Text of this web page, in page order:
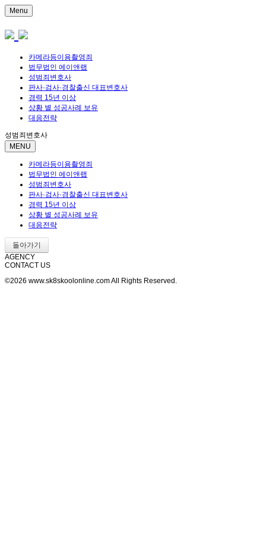
Menu
카메라등이용촬영죄
법무법인 에이앤랩
성범죄변호사
판사·검사·경찰출신 대표변호사
경력 15년 이상
상황 별 성공사례 보유
대응전략
성범죄변호사
MENU
카메라등이용촬영죄
법무법인 에이앤랩
성범죄변호사
판사·검사·경찰출신 대표변호사
경력 15년 이상
상황 별 성공사례 보유
대응전략
돌아가기
AGENCY
CONTACT US
©2026 www.sk8skoolonline.com All Rights Reserved.